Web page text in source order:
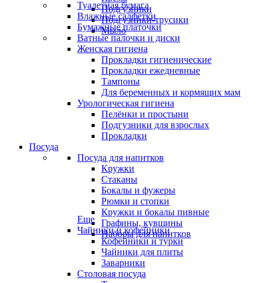
Подгузники
Подгузники-трусики
Мыло
Туалетная бумага
Влажные салфетки
Бумажные платочки
Ватные палочки и диски
Женская гигиена
Прокладки гигиенические
Прокладки ежедневные
Тампоны
Для беременных и кормящих мам
Урологическая гигиена
Пелёнки и простыни
Подгузники для взрослых
Прокладки
Посуда
Посуда для напитков
Кружки
Стаканы
Бокалы и фужеры
Рюмки и стопки
Кружки и бокалы пивные
Графины, кувшины
Наборы для напитков
Еще
Чайники и кофейники
Кофейники и турки
Чайники для плиты
Заварники
Столовая посуда